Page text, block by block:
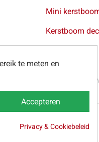
Mini
Kerstboom
Onze webpartners
te meten en
Accepteren
Privacy & Cookiebeleid